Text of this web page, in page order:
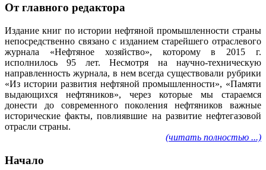
От главного редактора
Издание книг по истории нефтяной промышленности страны
непосредственно связано с изданием старейшего отраслевого
журнала «Нефтяное хозяйство», которому в 2015 г.
исполнилось 95 лет. Несмотря на научно-техническую
направленность журнала, в нем всегда существовали рубрики
«Из истории развития нефтяной промышленности», «Памяти
выдающихся нефтяников», через которые мы стараемся
донести до современного поколения нефтяников важные
исторические факты, повлиявшие на развитие нефтегазовой
отрасли страны.
(читать полностью ...)
Начало